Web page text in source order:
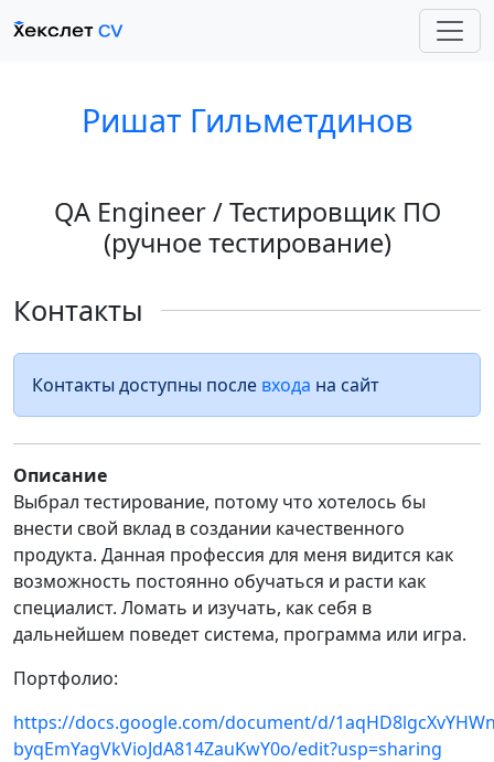
Ришат Гильметдинов
QA Engineer / Тестировщик ПО
(ручное тестирование)
Контакты
Контакты доступны после входа на сайт
Описание
Выбрал тестирование, потому что хотелось бы
внести свой вклад в создании качественного
продукта. Данная профессия для меня видится как
возможность постоянно обучаться и расти как
специалист. Ломать и изучать, как себя в
дальнейшем поведет система, программа или игра.
Портфолио:
https://docs.google.com/document/d/
byqEmYagVkVioJdA814ZauKwY0o/edit?usp=sharing